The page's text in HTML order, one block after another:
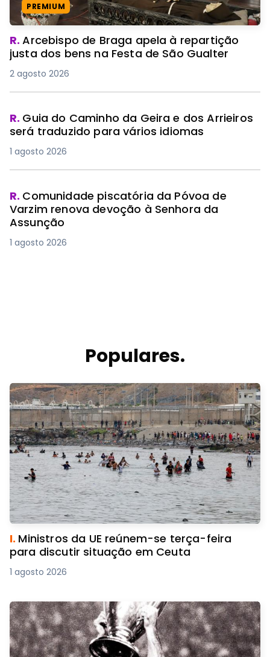
PREMIUM
R.Arcebispo de Braga apela à repartição
justa dos bens na Festa de São Gualter
2 agosto 2026
R. Guia do Caminho da Geira e dos Arrieiros
será traduzido para vários idiomas
1 agosto 2026
R. Comunidade piscatória da Póvoa de
Varzim renova devoção à Senhora da
Assunção
1 agosto 2026
Populares.
I. Ministros da UE reúnem-se terça-feira
para discutir situação em Ceuta
1 agosto 2026